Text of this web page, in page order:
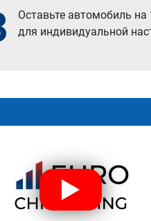
Оставьте автомобиль на
для индивидуальной